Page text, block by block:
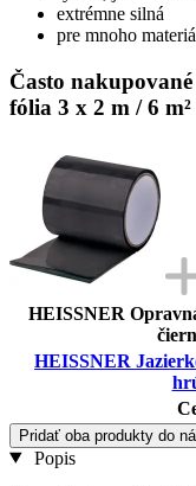
extrémne silná
pre mnoho
Často
fólia 3 x 2 m / 6
HEISSNER
HEISSNER
Pridať oba produkty do
Popis